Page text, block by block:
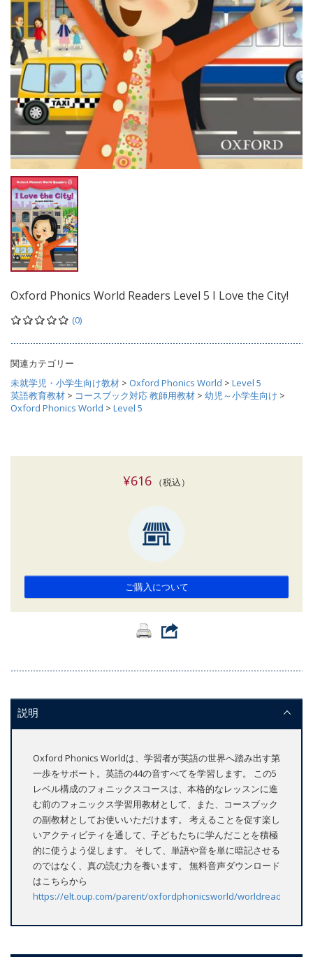
Oxford Phonics World Readers Level 5 I Love the City!
(0)
関連カテゴリー
未就学児・小学生向け教材 > Oxford Phonics World > Level 5
英語教育教材 > コースブック対応 教師用教材 > 幼児～小学生向け >
Oxford Phonics World > Level 5
¥616 （税込）
ご購入について
説明
Oxford Phonics Worldは、学習者が英語の世界へ踏み出す第
一歩をサポート。英語の44の音すべてを学習します。 この5
レベル構成のフォニックスコースは、本格的なレッスンに進
む前のフォニックス学習用教材として、また、コースブック
の副教材としてお使いいただけます。 考えることを促す楽し
いアクティビティを通して、子どもたちに学んだことを積極
的に使うよう促します。 そして、単語や音を単に暗記させる
のではなく、真の読む力を養います。 無料音声ダウンロード
はこちらから
https://elt.oup.com/parent/oxfordphonicsworld/worldreaders/